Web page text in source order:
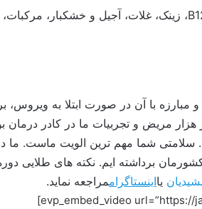
مریض و تجربیات ما در کادر درمان
برداشته ایم. نکته های طلایی
یااینستاگراممراجعه نماید.